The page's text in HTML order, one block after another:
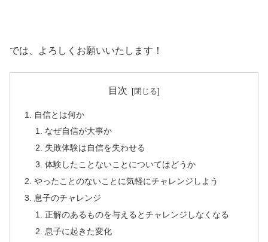
では、よろしくお願いいたします！
目次
自信とは何か
なぜ自信が大事か
失敗体験は自信を失わせる
体験したことないことについてはどうか
やったことのないことに気軽にチャレンジしよう
息子のチャレンジ
正解のあるものを与えるとチャレンジしなくなる
息子に起きた変化